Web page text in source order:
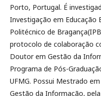
Porto, Portugal. É
Investigação em Educação
Politécnico de
protocolo de colaboração
Doutor em Gestão da
Programa de Pós-
UFMG. Possui Mestrado
Gestão da Informação,